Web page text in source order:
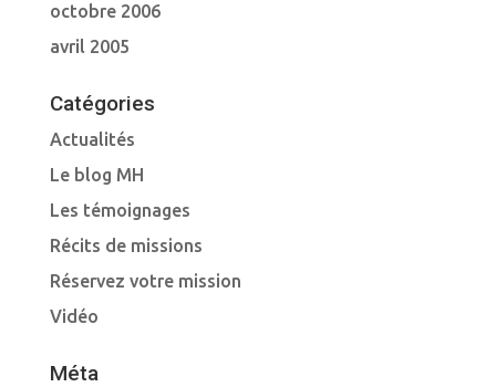
octobre 2006
avril 2005
Catégories
Actualités
Le blog MH
Les témoignages
Récits de missions
Réservez votre mission
Vidéo
Méta